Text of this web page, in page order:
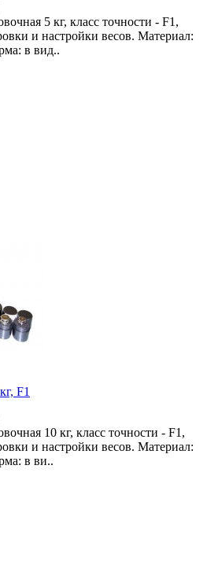
5 кг, класс точности - F1,
и настройки весов. Материал:
в вид..
F1
10 кг, класс точности - F1,
и настройки весов. Материал:
в ви..